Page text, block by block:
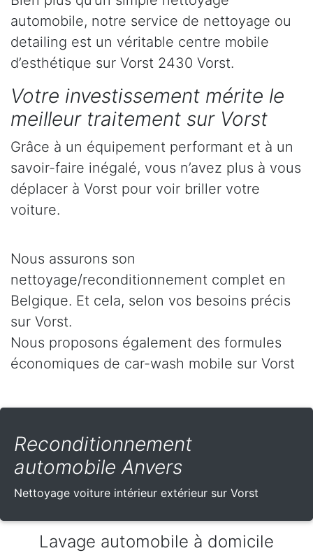
automobile, notre service de nettoyage ou
detailing est un véritable centre mobile
d’esthétique sur Vorst 2430 Vorst.
Votre investissement mérite le
meilleur traitement sur Vorst
Grâce à un équipement performant et à un
savoir-faire inégalé, vous n’avez plus à vous
déplacer à Vorst pour voir briller votre
voiture.
Nous assurons son
nettoyage/reconditionnement complet en
Belgique. Et cela, selon vos besoins précis
sur Vorst.
Nous proposons également des formules
économiques de car-wash mobile sur Vorst
Reconditionnement
automobile Anvers
Nettoyage voiture intérieur extérieur sur Vorst
Lavage automobile à domicile